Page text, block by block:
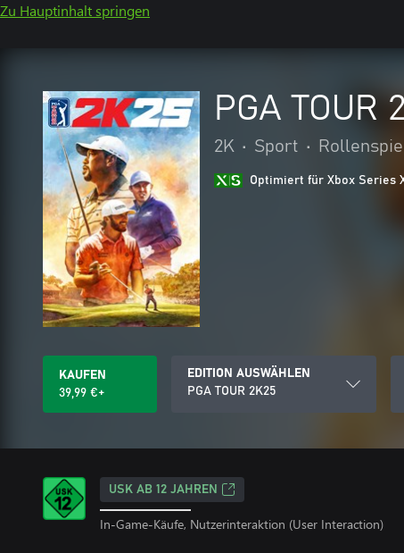
Zu Hauptinhalt springen
PGA TOUR
2K • Sport •
Optimiert für Xbox Series
KAUFEN
39,99 €+
EDITION AUSWÄHLEN
PGA TOUR 2K25
USK AB 12 JAHREN
In-Game-Käufe, Nutzerinteraktion (User Interaction)